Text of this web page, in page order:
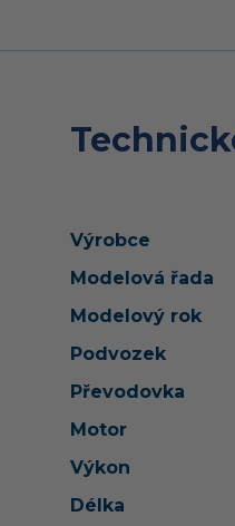
Výrobce
Modelová řada
Modelový rok
Podvozek
Převodovka
Motor
Výkon
Délka